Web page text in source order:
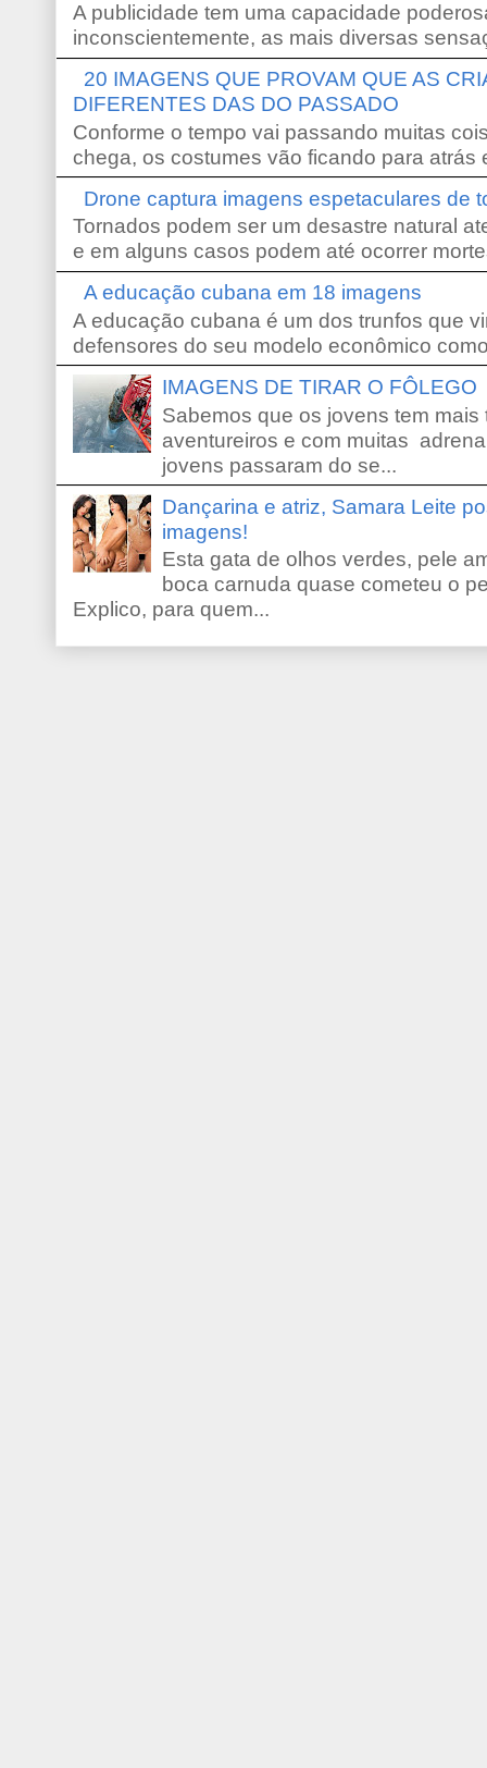
A publicidade tem uma capacidade
inconscientemente, as mais diversas
20 IMAGENS QUE PROVAM QUE AS
DIFERENTES DAS DO PASSADO
Conforme o tempo vai passando muitas
chega, os costumes vão ficando para atrás
Drone captura imagens espetaculares de
Tornados podem ser um desastre natural
e em alguns casos podem até ocorrer
A educação cubana em 18 imagens
A educação cubana é um dos trunfos que
defensores do seu modelo econômico
IMAGENS DE TIRAR O FÔLEGO
Sabemos que os jovens tem
aventureiros e com muitas
jovens passaram do se...
Dançarina e atriz, Samara Leite
imagens!
Esta gata de olhos verdes, pele
boca carnuda quase cometeu o
Explico, para quem...